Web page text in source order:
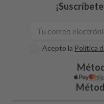
Acepto la Política